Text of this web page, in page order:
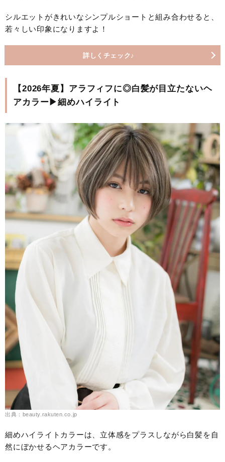
シルエットがきれいなシンプルショートと組み合わせると、
若々しい印象になりますよ！
詳しくチェック♪
【2026年夏】アラフィフに◎白髪が目立たないヘ
アカラー▶細めハイライト
出典：beauty.rakuten.co.jp
細めハイライトカラーは、立体感をプラスしながら白髪を自
然にぼかせるヘアカラーです。